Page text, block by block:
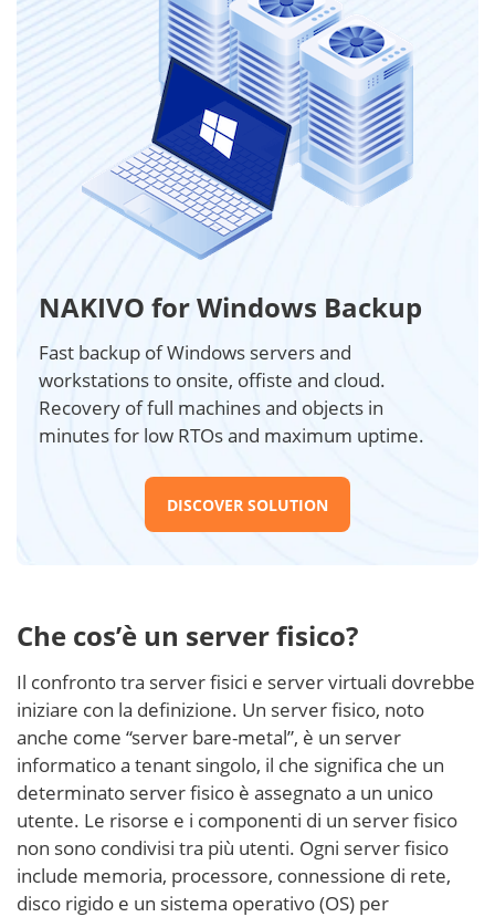
NAKIVO for Windows Backup
Fast backup of Windows servers and
workstations to onsite, offiste and cloud.
Recovery of full machines and objects in
minutes for low RTOs and maximum uptime.
DISCOVER SOLUTION
Che cos’è un server fisico?
Il confronto tra server fisici e server virtuali dovrebbe
iniziare con la definizione. Un server fisico, noto
anche come “server bare-metal”, è un server
informatico a tenant singolo, il che significa che un
determinato server fisico è assegnato a un unico
utente. Le risorse e i componenti di un server fisico
non sono condivisi tra più utenti. Ogni server fisico
include memoria, processore, connessione di rete,
disco rigido e un sistema operativo (OS) per